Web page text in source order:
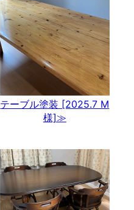
テーブル塗装 [2025.7 M
様]≫